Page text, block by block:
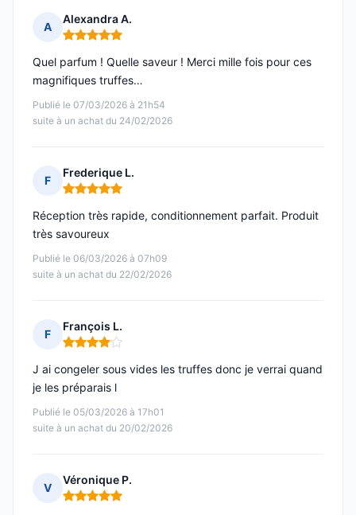
A
Alexandra A.
Note : 5 sur 5
Publié le 07/03/2026 à 21h54
suite à un achat du 24/02/2026
Quel parfum ! Quelle saveur ! Merci mille fois pour ces
magnifiques truffes…
F
Frederique L.
Note : 5 sur 5
Publié le 06/03/2026 à 07h09
suite à un achat du 22/02/2026
Réception très rapide, conditionnement parfait. Produit
très savoureux
F
François L.
Note : 4 sur 5
Publié le 05/03/2026 à 17h01
suite à un achat du 20/02/2026
J ai congeler sous vides les truffes donc je verrai quand
je les préparais l
V
Véronique P.
Note : 5 sur 5